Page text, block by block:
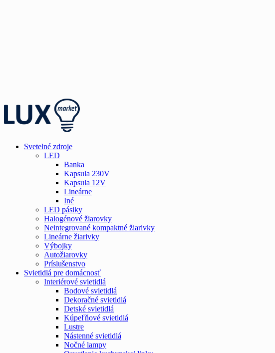
Svetelné zdroje
LED
Banka
Kapsula 230V
Kapsula 12V
Lineárne
Iné
LED pásiky
Halogénové žiarovky
Neintegrované kompaktné žiarivky
Lineárne žiarivky
Výbojky
Autožiarovky
Príslušenstvo
Svietidlá pre domácnosť
Interiérové svietidlá
Bodové svietidlá
Dekoračné svietidlá
Detské svietidlá
Kúpeľňové svietidlá
Lustre
Nástenné svietidlá
Nočné lampy